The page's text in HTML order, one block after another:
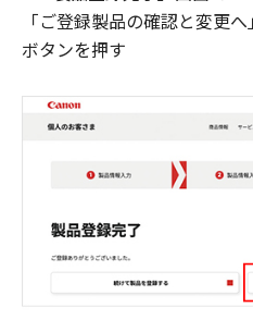
「ご登録製品の確認と変更へ」
ボタンを押す